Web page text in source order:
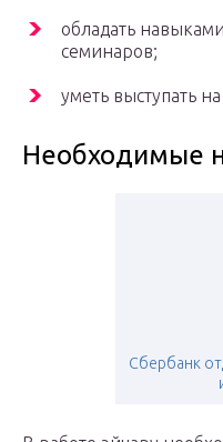
обладать
семинаров;
уметь выступать
Необходимые
Сбербанк